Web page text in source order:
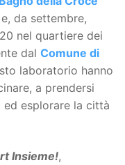
e, da settembre,
nel quartiere dei
dal Comune di
laboratorio hanno
a prendersi
ed esplorare la città
Insieme!,